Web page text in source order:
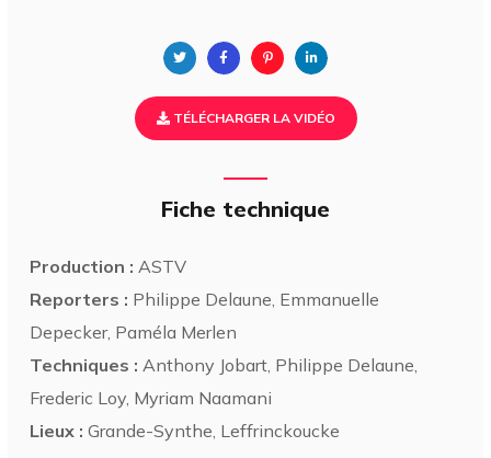
TÉLÉCHARGER LA VIDÉO
Fiche technique
Production : ASTV
Reporters : Philippe Delaune, Emmanuelle
Depecker, Paméla Merlen
Techniques : Anthony Jobart, Philippe Delaune,
Frederic Loy, Myriam Naamani
Lieux : Grande-Synthe, Leffrinckoucke